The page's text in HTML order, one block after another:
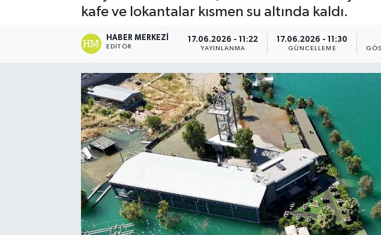
kafe ve lokantalar kısmen su altında kaldı.
HABER MERKEZI
EDITÖR
17.06.2026 - 11:22
YAYINLANMA
17.06.2026 - 11:30
GÜNCELLEME